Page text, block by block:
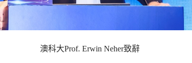
澳科大Prof. Erwin Neher致辭